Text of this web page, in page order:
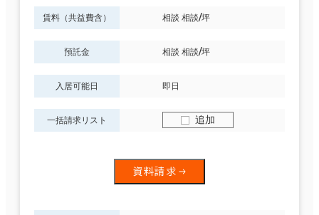
賃料（共益費含） 相談 相談/坪
預託金 相談 相談/坪
入居可能日 即日
一括請求リスト 追加
資料請求